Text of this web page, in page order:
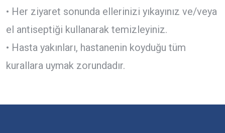
• Her ziyaret sonunda ellerinizi yıkayınız ve/veya
el antiseptiği kullanarak temizleyiniz.
• Hasta yakınları, hastanenin koyduğu tüm
kurallara uymak zorundadır.